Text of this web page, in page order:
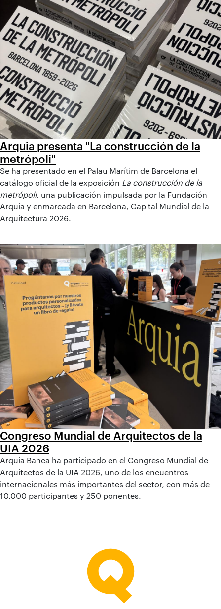
Arquia presenta "La construcción de la
metrópoli"
Se ha presentado en el Palau Marítim de Barcelona el
catálogo oficial de la exposición La construcción de la
metrópoli, una publicación impulsada por la Fundación
Arquia y enmarcada en Barcelona, Capital Mundial de la
Arquitectura 2026.
Congreso Mundial de Arquitectos de la
UIA 2026
Arquia Banca ha participado en el Congreso Mundial de
Arquitectos de la UIA 2026, uno de los encuentros
internacionales más importantes del sector, con más de
10.000 participantes y 250 ponentes.